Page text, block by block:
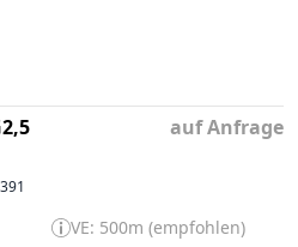
auf Anfrage
VE: 500m (empfohlen)